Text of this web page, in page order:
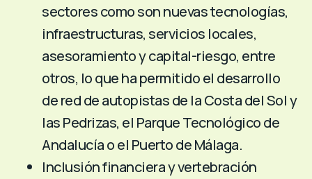
sectores como son nuevas tecnologías,
infraestructuras, servicios locales,
asesoramiento y capital-riesgo, entre
otros, lo que ha permitido el desarrollo
de red de autopistas de la Costa del Sol y
las Pedrizas, el Parque Tecnológico de
Andalucía o el Puerto de Málaga.
Inclusión financiera y vertebración